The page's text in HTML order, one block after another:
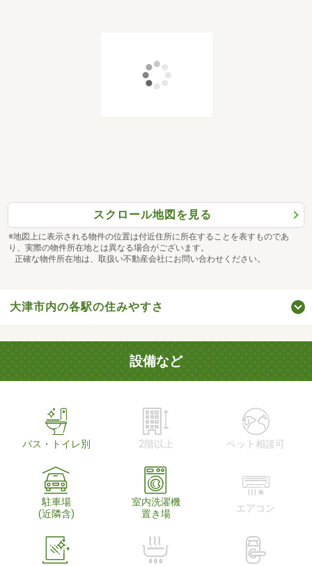
スクロール地図を見る
※地図上に表示される物件の位置は付近住所に所在することを表すものであ
り、実際の物件所在地とは異なる場合がございます。
正確な物件所在地は、取扱い不動産会社にお問い合わせください。
大津市内の各駅の住みやすさ
設備など
バス・トイレ別 2階以上 ペット相談可
駐車場
(近隣含)
室内洗濯機
置き場
エアコン